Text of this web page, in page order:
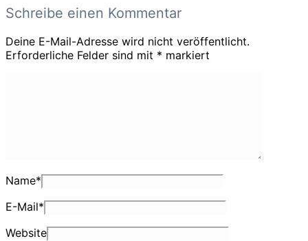
Schreibe einen Kommentar
Deine E-Mail-Adresse wird nicht veröffentlicht.
Erforderliche Felder sind mit * markiert
Name*
E-Mail*
Website